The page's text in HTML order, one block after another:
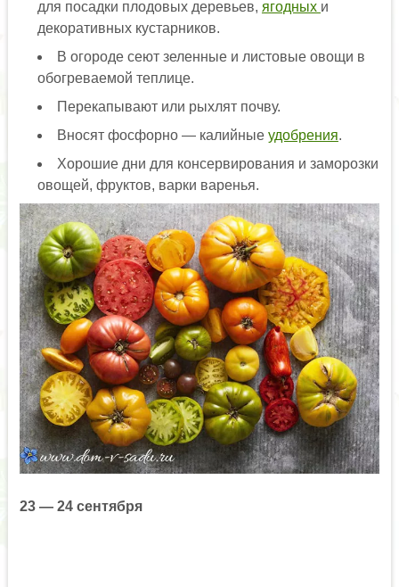
для посадки плодовых деревьев, ягодных и
декоративных кустарников.
В огороде сеют зеленные и листовые овощи в
обогреваемой теплице.
Перекапывают или рыхлят почву.
Вносят фосфорно — калийные удобрения.
Хорошие дни для консервирования и заморозки
овощей, фруктов, варки варенья.
23 — 24 сентября